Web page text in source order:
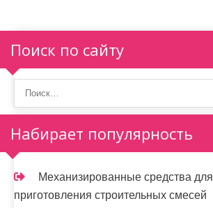
Поиск по сайту
Набирает популярность
Механизированные средства для
приготовления строительных смесей